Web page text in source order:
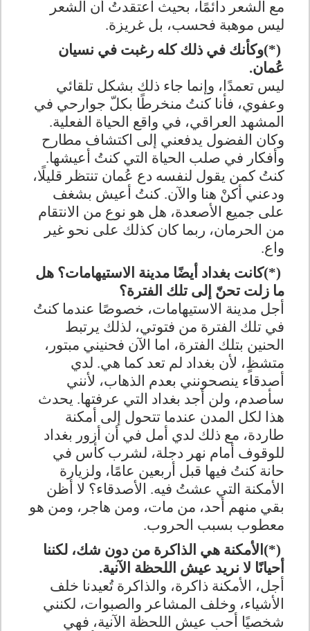
مع الشعر دائمًا، بحيث اعتقدتُ أن الشعر
ليس موهبة فحسب، بل غريزة.
(*)وكأنك في ذلك كله رغبت في نسيان
عُمان.
ليس تعمدًا، وإنما جاء ذلك بشكل تلقائي
وعفوي، فأنا كنتُ منخرطًا بكلّ جوارحي في
المشهد العراقي، في واقع الحياة الفعلية.
وكان الفضول يدفعني إلى اكتشاف مطارح
وأفكار في صلب الحياة التي كنتُ أعيشها.
كنتُ كمن يقول لنفسه دع عُمان تنتظر قليلًا،
ودعني أكنْ هنا والآن. كنتُ أعيش بشغف
على جميع الأصعدة، هل هو نوع من الانتقام
من الحرمان، ربما كان كذلك على نحو غير
واع.
(*)كانت بغداد أيضًا مدينة الاستيهامات؟ هل
ما زلت تحنّ إلى تلك الفترة؟
أجل مدينة الاستيهامات، خصوصًا عندما كنتُ
في تلك الفترة من فتوتي، لذلك يرتبط
الحنين بتلك الفترة، اما الآن فحنيني مبتور،
متشظٍ، لأن بغداد لم تعد كما هي. لدي
أصدقاء ينصحونني بعدم الذهاب، لأنني
سأصدم، ولن أجد بغداد التي عرفتها. يحدث
هذا لكل المدن عندما تتحول إلى أمكنة
طاردة، مع ذلك لدي أمل في أن أزور بغداد
للوقوف أمام نهر دجلة، لشرب كأس في
حانة كنتُ فيها قبل أربعين عامًا، ولزيارة
الأمكنة التي عشتُ فيه. الأصدقاء؟ لا أظن
بقي منهم أحد، من مات، ومن هاجر، ومن هو
معطوب بسبب الحروب.
(*) الأمكنة هي الذاكرة من دون شك، لكننا
أحيانًا لا نريد عيش اللحظة الآنية.
أجل، الأمكنة ذاكرة، والذاكرة تُعيدنا خلف
الأشياء، وخلف المشاعر والصبوات، لكنني
شخصيًا أحب عيش اللحظة الآنية، فهي